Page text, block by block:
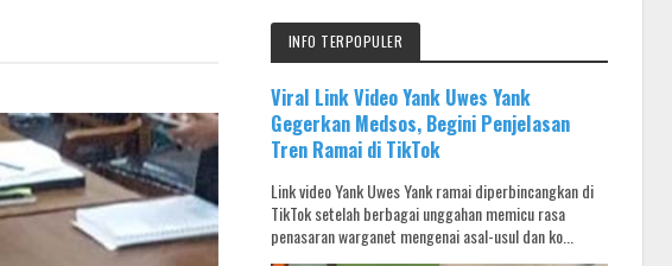
INFO TERPOPULER
Viral Link Video Yank Uwes Yank
Gegerkan Medsos, Begini Penjelasan
Tren Ramai di TikTok
Link video Yank Uwes Yank ramai diperbincangkan di
TikTok setelah berbagai unggahan memicu rasa
penasaran warganet mengenai asal-usul dan ko...